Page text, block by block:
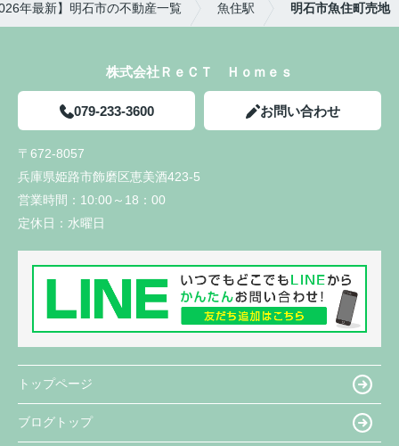
年最新】明石市の不動産一覧 魚住駅 明石市魚住町売地
株式会社ＲｅＣＴ Ｈｏｍｅｓ
079-233-3600 お問い合わせ
〒672-8057
兵庫県姫路市飾磨区恵美酒423-5
営業時間： 10:00～18：00
定休日： 水曜日
トップページ
ブログトップ